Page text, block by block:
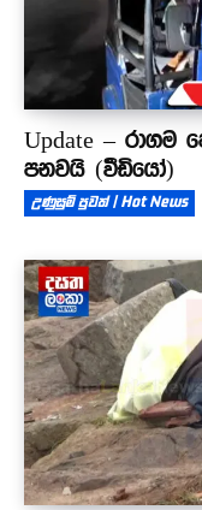
Update –
පනවයි (වීඩියෝ)
උණුසුම් පුවත් | Hot News